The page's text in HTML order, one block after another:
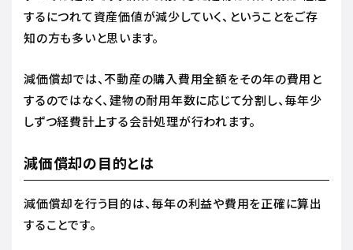
するにつれて資産価値が減少していく、ということをご存
知の方も多いと思います。
減価償却では、不動産の購入費用全額をその年の費用と
するのではなく、建物の耐用年数に応じて分割し、毎年少
しずつ経費計上する会計処理が行われます。
減価償却の目的とは
減価償却を行う目的は、毎年の利益や費用を正確に算出
することです。